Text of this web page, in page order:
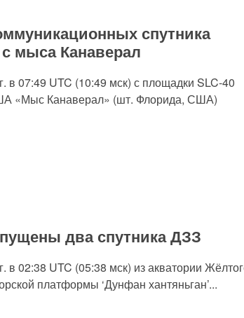
спутника
мыса Канаверал
в 07:49 UTC (10:49 мск) с площадки SLC-40
«Мыс Канаверал» (шт. Флорида, США)
два спутника ДЗЗ
в 02:38 UTC (05:38 мск) из акватории
платформы ‘Дунфан хантяньган’...